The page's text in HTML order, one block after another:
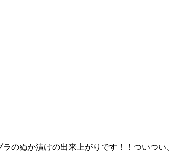
ラのぬか漬けの出来上がりです！！ついつい